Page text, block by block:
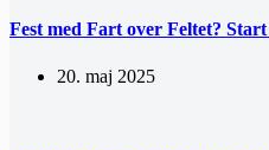
Fest med Fart over Feltet? Start
20. maj 2025